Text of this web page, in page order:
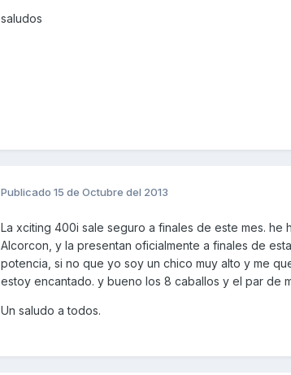
saludos
Publicado 15 de Octubre del 2013
La xciting 400i sale seguro a finales de este mes.
Alcorcon, y la presentan oficialmente a finales de
potencia, si no que yo soy un chico muy alto y me
estoy encantado. y bueno los 8 caballos y el par de
Un saludo a todos.